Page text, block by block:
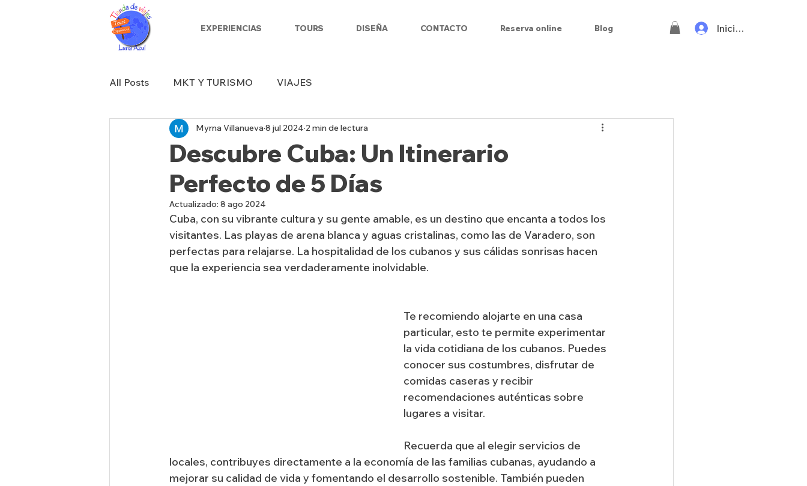
EXPERIENCIAS TOURS DISEÑA CONTACTO Reserva online Blog Iniciar sesión
All Posts MKT Y TURISMO VIAJES
Descubre Cuba: Un Itinerario
Perfecto de 5 Días
Myrna Villanueva8 jul 2024 2 min de lectura
Actualizado: 8 ago 2024
Cuba, con su vibrante cultura y su gente amable, es un destino que encanta a todos los
visitantes. Las playas de arena blanca y aguas cristalinas, como las de Varadero, son
perfectas para relajarse. La hospitalidad de los cubanos y sus cálidas sonrisas hacen
que la experiencia sea verdaderamente inolvidable.
Te recomiendo alojarte en una casa
particular, esto te permite experimentar
la vida cotidiana de los cubanos. Puedes
conocer sus costumbres, disfrutar de
comidas caseras y recibir
recomendaciones auténticas sobre
lugares a visitar.
Recuerda que al elegir servicios de
locales, contribuyes directamente a la economía de las familias cubanas, ayudando a
mejorar su calidad de vida y fomentando el desarrollo sostenible. También pueden